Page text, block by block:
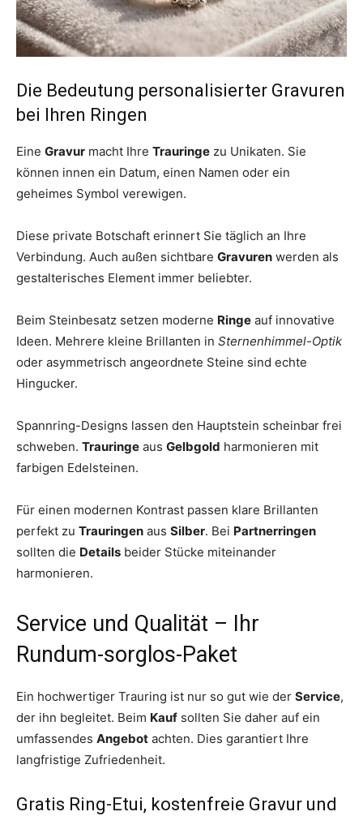
Die Bedeutung personalisierter Gravuren
bei Ihren Ringen
Eine Gravur macht Ihre Trauringe zu Unikaten. Sie
können innen ein Datum, einen Namen oder ein
geheimes Symbol verewigen.
Diese private Botschaft erinnert Sie täglich an Ihre
Verbindung. Auch außen sichtbare Gravuren werden als
gestalterisches Element immer beliebter.
Beim Steinbesatz setzen moderne Ringe auf innovative
Ideen. Mehrere kleine Brillanten in Sternenhimmel-Optik
oder asymmetrisch angeordnete Steine sind echte
Hingucker.
Spannring-Designs lassen den Hauptstein scheinbar frei
schweben. Trauringe aus Gelbgold harmonieren mit
farbigen Edelsteinen.
Für einen modernen Kontrast passen klare Brillanten
perfekt zu Trauringen aus Silber. Bei Partnerringen
sollten die Details beider Stücke miteinander
harmonieren.
Service und Qualität – Ihr
Rundum-sorglos-Paket
Ein hochwertiger Trauring ist nur so gut wie der Service,
der ihn begleitet. Beim Kauf sollten Sie daher auf ein
umfassendes Angebot achten. Dies garantiert Ihre
langfristige Zufriedenheit.
Gratis Ring-Etui, kostenfreie Gravur und